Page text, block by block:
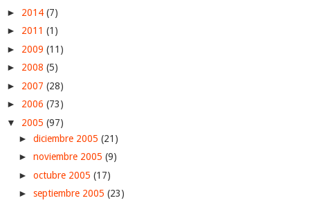
► 2014 (7)
► 2011 (1)
► 2009 (11)
► 2008 (5)
► 2007 (28)
► 2006 (73)
▼ 2005 (97)
► diciembre 2005 (21)
► noviembre 2005 (9)
► octubre 2005 (17)
► septiembre 2005 (23)